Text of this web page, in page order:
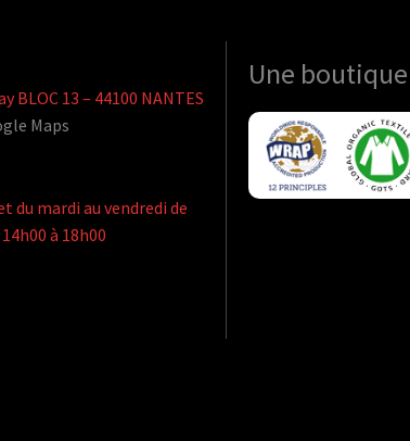
BLOC 13 – 44100 NANTES
Maps
du mardi au vendredi de
à 18h00
Une boutique